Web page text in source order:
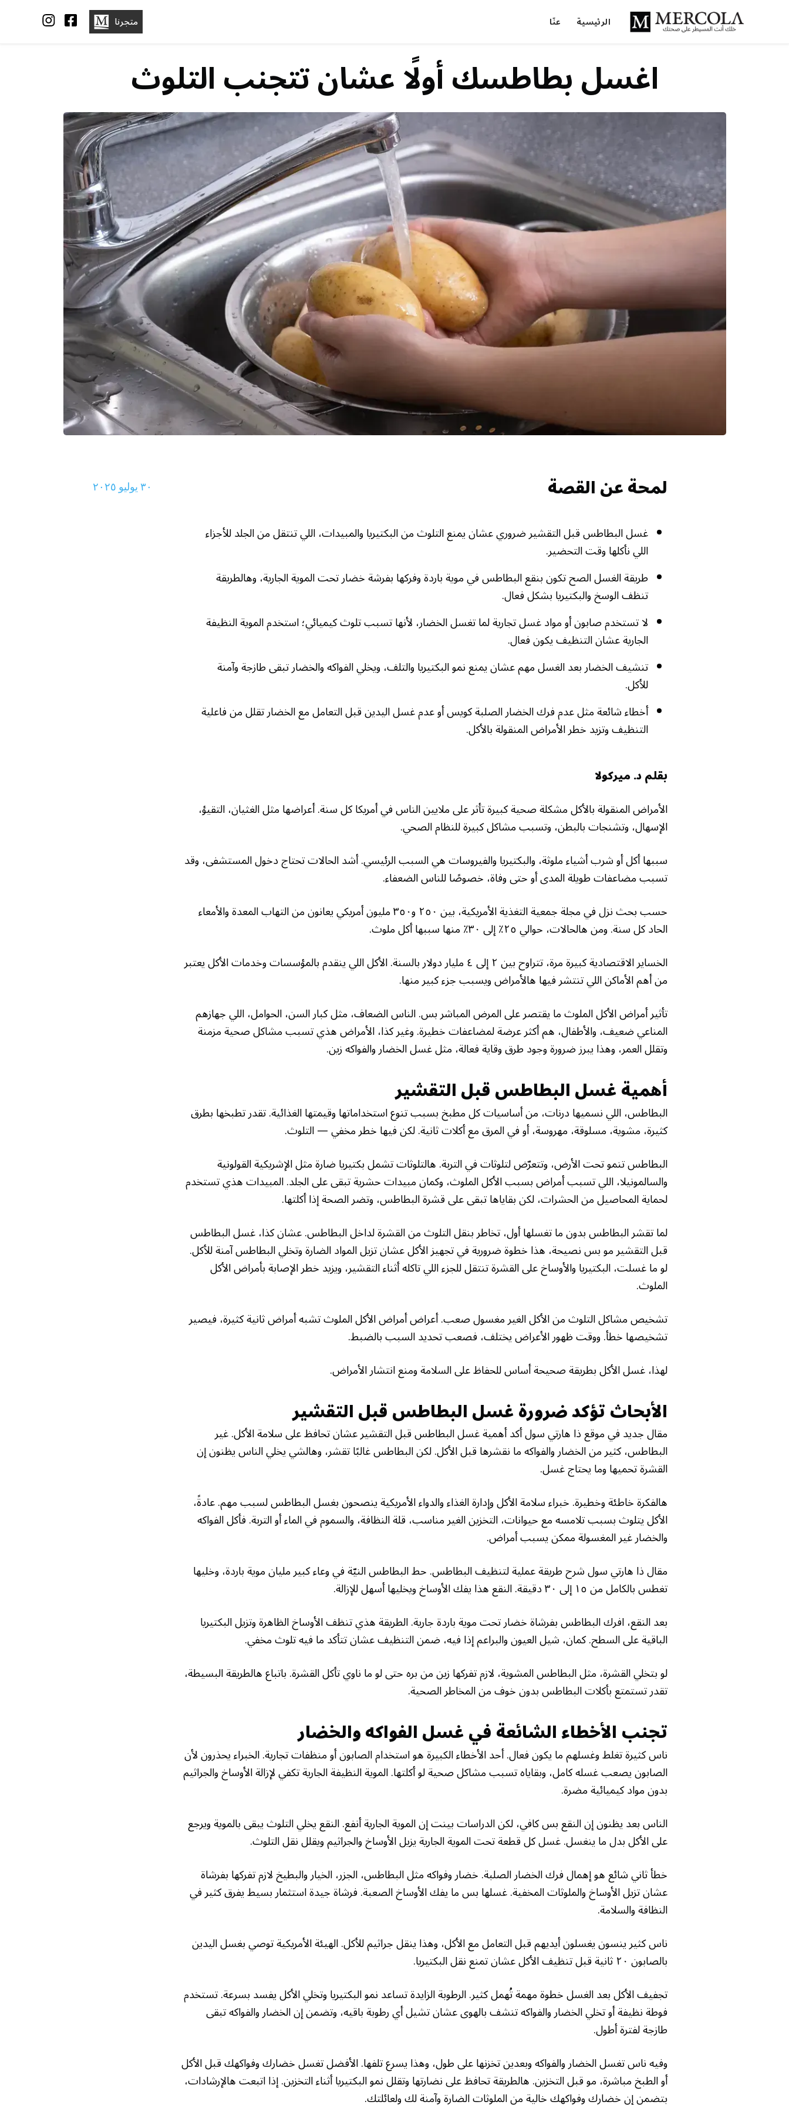
الرئيسية عنّا متجرنا
اغسل بطاطسك أولًا عشان تتجنب التلوث
٣٠ يوليو ٢٠٢٥ لمحة عن القصة
غسل البطاطس قبل التقشير ضروري عشان يمنع التلوث من البكتيريا والمبيدات، اللي تنتقل من الجلد للأجزاء
اللي نأكلها وقت التحضير.
طريقة الغسل الصح تكون بنقع البطاطس في موية باردة وفركها بفرشة خضار تحت الموية الجارية، وهالطريقة
تنظف الوسخ والبكتيريا بشكل فعال.
لا تستخدم صابون أو مواد غسل تجارية لما تغسل الخضار، لأنها تسبب تلوث كيميائي؛ استخدم الموية النظيفة
الجارية عشان التنظيف يكون فعال.
تنشيف الخضار بعد الغسل مهم عشان يمنع نمو البكتيريا والتلف، ويخلي الفواكه والخضار تبقى طازجة وآمنة
للأكل.
أخطاء شائعة مثل عدم فرك الخضار الصلبة كويس أو عدم غسل اليدين قبل التعامل مع الخضار تقلل من فاعلية
التنظيف وتزيد خطر الأمراض المنقولة بالأكل.
بقلم د. ميركولا
الأمراض المنقولة بالأكل مشكلة صحية كبيرة تأثر على ملايين الناس في أمريكا كل سنة. أعراضها مثل الغثيان، التقيؤ،
الإسهال، وتشنجات بالبطن، وتسبب مشاكل كبيرة للنظام الصحي.
سببها أكل أو شرب أشياء ملوثة، والبكتيريا والفيروسات هي السبب الرئيسي. أشد الحالات تحتاج دخول المستشفى، وقد
تسبب مضاعفات طويلة المدى أو حتى وفاة، خصوصًا للناس الضعفاء.
حسب بحث نزل في مجلة جمعية التغذية الأمريكية، بين ٢٥٠ و٣٥٠ مليون أمريكي يعانون من التهاب المعدة والأمعاء
الحاد كل سنة. ومن هالحالات، حوالي ٢٥٪ إلى ٣٠٪ منها سببها أكل ملوث.
الخساير الاقتصادية كبيرة مرة، تتراوح بين ٢ إلى ٤ مليار دولار بالسنة. الأكل اللي ينقدم بالمؤسسات وخدمات الأكل يعتبر
من أهم الأماكن اللي تنتشر فيها هالأمراض ويسبب جزء كبير منها.
تأثير أمراض الأكل الملوث ما يقتصر على المرض المباشر بس. الناس الضعاف، مثل كبار السن، الحوامل، اللي جهازهم
المناعي ضعيف، والأطفال، هم أكثر عرضة لمضاعفات خطيرة. وغير كذا، الأمراض هذي تسبب مشاكل صحية مزمنة
وتقلل العمر، وهذا يبرز ضرورة وجود طرق وقاية فعالة، مثل غسل الخضار والفواكه زين.
أهمية غسل البطاطس قبل التقشير
البطاطس، اللي نسميها درنات، من أساسيات كل مطبخ بسبب تنوع استخداماتها وقيمتها الغذائية. تقدر تطبخها بطرق
كثيرة، مشوية، مسلوقة، مهروسة، أو في المرق مع أكلات ثانية. لكن فيها خطر مخفي — التلوث.
البطاطس تنمو تحت الأرض، وتتعرّض لتلوثات في التربة. هالتلوثات تشمل بكتيريا ضارة مثل الإشريكية القولونية
والسالمونيلا، اللي تسبب أمراض بسبب الأكل الملوث، وكمان مبيدات حشرية تبقى على الجلد. المبيدات هذي تستخدم
لحماية المحاصيل من الحشرات، لكن بقاياها تبقى على قشرة البطاطس، وتضر الصحة إذا أكلتها.
لما تقشر البطاطس بدون ما تغسلها أول، تخاطر بنقل التلوث من القشرة لداخل البطاطس. عشان كذا، غسل البطاطس
قبل التقشير مو بس نصيحة، هذا خطوة ضرورية في تجهيز الأكل عشان تزيل المواد الضارة وتخلي البطاطس آمنة للأكل.
لو ما غسلت، البكتيريا والأوساخ على القشرة تنتقل للجزء اللي تاكله أثناء التقشير، ويزيد خطر الإصابة بأمراض الأكل
الملوث.
تشخيص مشاكل التلوث من الأكل الغير مغسول صعب. أعراض أمراض الأكل الملوث تشبه أمراض ثانية كثيرة، فيصير
تشخيصها خطأ. ووقت ظهور الأعراض يختلف، فصعب تحديد السبب بالضبط.
لهذا، غسل الأكل بطريقة صحيحة أساس للحفاظ على السلامة ومنع انتشار الأمراض.
الأبحاث تؤكد ضرورة غسل البطاطس قبل التقشير
مقال جديد في موقع ذا هارتي سول أكد أهمية غسل البطاطس قبل التقشير عشان تحافظ على سلامة الأكل. غير
البطاطس، كثير من الخضار والفواكه ما نقشرها قبل الأكل. لكن البطاطس غالبًا تقشر، وهالشي يخلي الناس يظنون إن
القشرة تحميها وما يحتاج غسل.
هالفكرة خاطئة وخطيرة. خبراء سلامة الأكل وإدارة الغذاء والدواء الأمريكية ينصحون بغسل البطاطس لسبب مهم. عادةً،
الأكل يتلوث بسبب تلامسه مع حيوانات، التخزين الغير مناسب، قلة النظافة، والسموم في الماء أو التربة. فأكل الفواكه
والخضار غير المغسولة ممكن يسبب أمراض.
مقال ذا هارتي سول شرح طريقة عملية لتنظيف البطاطس. حط البطاطس النيّة في وعاء كبير مليان موية باردة، وخليها
تغطس بالكامل من ١٥ إلى ٣٠ دقيقة. النقع هذا يفك الأوساخ ويخليها أسهل للإزالة.
بعد النقع، افرك البطاطس بفرشاة خضار تحت موية باردة جارية. الطريقة هذي تنظف الأوساخ الظاهرة وتزيل البكتيريا
الباقية على السطح. كمان، شيل العيون والبراعم إذا فيه، ضمن التنظيف عشان تتأكد ما فيه تلوث مخفي.
لو بتخلي القشرة، مثل البطاطس المشوية، لازم تفركها زين من بره حتى لو ما ناوي تأكل القشرة. باتباع هالطريقة البسيطة،
تقدر تستمتع بأكلات البطاطس بدون خوف من المخاطر الصحية.
تجنب الأخطاء الشائعة في غسل الفواكه والخضار
ناس كثيرة تغلط وغسلهم ما يكون فعال. أحد الأخطاء الكبيرة هو استخدام الصابون أو منظفات تجارية. الخبراء يحذرون لأن
الصابون يصعب غسله كامل، وبقاياه تسبب مشاكل صحية لو أكلتها. الموية النظيفة الجارية تكفي لإزالة الأوساخ والجراثيم
بدون مواد كيميائية مضرة.
الناس بعد يظنون إن النقع بس كافي، لكن الدراسات بينت إن الموية الجارية أنفع. النقع يخلي التلوث يبقى بالموية ويرجع
على الأكل بدل ما ينغسل. غسل كل قطعة تحت الموية الجارية يزيل الأوساخ والجراثيم ويقلل نقل التلوث.
خطأ ثاني شائع هو إهمال فرك الخضار الصلبة. خضار وفواكه مثل البطاطس، الجزر، الخيار والبطيخ لازم تفركها بفرشاة
عشان تزيل الأوساخ والملوثات المخفية. غسلها بس ما يفك الأوساخ الصعبة. فرشاة جيدة استثمار بسيط يفرق كثير في
النظافة والسلامة.
ناس كثير ينسون يغسلون أيديهم قبل التعامل مع الأكل، وهذا ينقل جراثيم للأكل. الهيئة الأمريكية توصي بغسل اليدين
بالصابون ٢٠ ثانية قبل تنظيف الأكل عشان تمنع نقل البكتيريا.
تجفيف الأكل بعد الغسل خطوة مهمة تُهمل كثير. الرطوبة الزايدة تساعد نمو البكتيريا وتخلي الأكل يفسد بسرعة. تستخدم
فوطة نظيفة أو تخلي الخضار والفواكه تنشف بالهوى عشان تشيل أي رطوبة باقيه، وتضمن إن الخضار والفواكه تبقى
طازجة لفترة أطول.
وفيه ناس تغسل الخضار والفواكه وبعدين تخزنها على طول، وهذا يسرع تلفها. الأفضل تغسل خضارك وفواكهك قبل الأكل
أو الطبخ مباشرة، مو قبل التخزين. هالطريقة تحافظ على نضارتها وتقلل نمو البكتيريا أثناء التخزين. إذا اتبعت هالإرشادات،
بتضمن إن خضارك وفواكهك خالية من الملوثات الضارة وآمنة لك ولعائلتك.
×
اشترك مجانًا في "أول نشرة صحة
طبيعية"
خُذ كل المعلومات عن الصحة مِن مصدرك المفضل، بدون رقابة
اطَّلع على شروط الخصوصية حقنا